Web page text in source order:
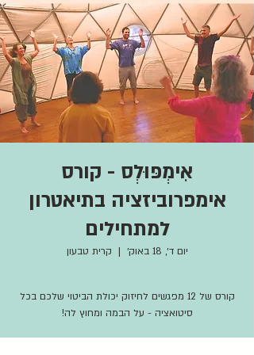
אִימְפּוּלְס - קורס
אימפרוביזציה בתיאטרון
למתחילים
יום ד׳, 18 באוק׳
  |
קרית טבעון
קורס של 12 מפגשים לחיזוק יכולת הביטוי שלכם בכל
סיטואציה - על הבמה ומחוץ לה!